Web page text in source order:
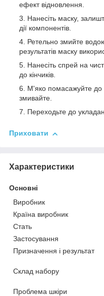
ефект відновлення.
Нанесіть маску,
дії компонентів.
Ретельно змийте
результатів маску
Нанесіть спрей на
до кінчиків.
М'яко помасажуйте
змивайте.
Переходьте до
Приховати
Характеристики
Основні
Виробник
Країна виробник
Стать
Застосування
Призначення і результат
Склад набору
Проблема шкіри